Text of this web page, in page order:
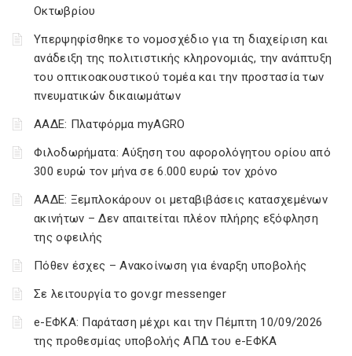
Οκτωβρίου
Υπερψηφίσθηκε το νομοσχέδιο για τη διαχείριση και
ανάδειξη της πολιτιστικής κληρονομιάς, την ανάπτυξη
του οπτικοακουστικού τομέα και την προστασία των
πνευματικών δικαιωμάτων
ΑΑΔΕ: Πλατφόρμα myAGRO
Φιλοδωρήματα: Αύξηση του αφορολόγητου ορίου από
300 ευρώ τον μήνα σε 6.000 ευρώ τον χρόνο
ΑΑΔΕ: Ξεμπλοκάρουν οι μεταβιβάσεις κατασχεμένων
ακινήτων – Δεν απαιτείται πλέον πλήρης εξόφληση
της οφειλής
Πόθεν έσχες – Ανακοίνωση για έναρξη υποβολής
Σε λειτουργία το gov.gr messenger
e-ΕΦΚΑ: Παράταση μέχρι και την Πέμπτη 10/09/2026
της προθεσμίας υποβολής ΑΠΔ του e-ΕΦΚΑ